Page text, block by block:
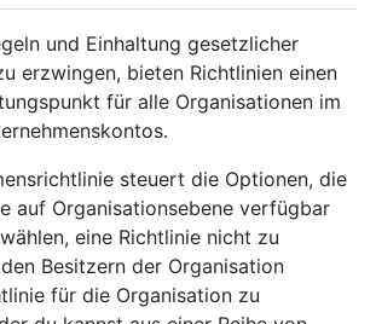
und Einhaltung gesetzlicher
erzwingen, bieten Richtlinien einen
für alle Organisationen im
steuert die Optionen, die
auf Organisationsebene verfügbar
eine Richtlinie nicht zu
Besitzern der Organisation
für die Organisation zu